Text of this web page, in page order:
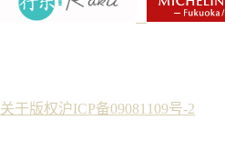
关于版权沪ICP备09081109号-2